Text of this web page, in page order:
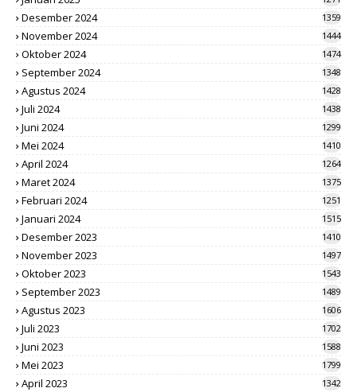
Desember 2024 1359
November 2024 1444
Oktober 2024 1474
September 2024 1348
Agustus 2024 1428
Juli 2024 1438
Juni 2024 1299
Mei 2024 1410
April 2024 1264
Maret 2024 1375
Februari 2024 1251
Januari 2024 1515
Desember 2023 1410
November 2023 1497
Oktober 2023 1543
September 2023 1489
Agustus 2023 1606
Juli 2023 1702
Juni 2023 1588
Mei 2023 1799
April 2023 1342